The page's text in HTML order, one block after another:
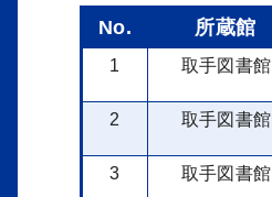
No. 所蔵館
1 取手図書館
2 取手図書館
3 取手図書館